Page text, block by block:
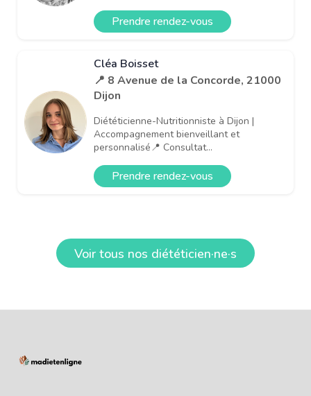
Prendre rendez-vous
Cléa Boisset
📍 8 Avenue de la Concorde, 21000
Dijon
Diététicienne-Nutritionniste à Dijon |
Accompagnement bienveillant et
personnalisé📍 Consultat...
Prendre rendez-vous
Voir tous nos diététicien·ne·s